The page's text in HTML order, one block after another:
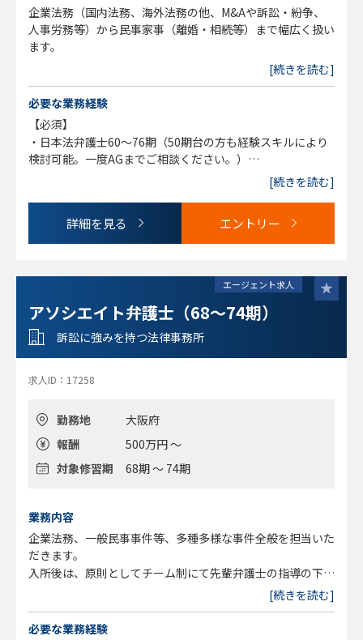
企業法務（国内法務、海外法務の他、M&Aや訴訟・紛争、
人事労務等）から民事家事（離婚・相続等）まで幅広く扱い
ます。
[続きを読む]
必要な業務経験
【必須】
・日本法弁護士60～76期（50期台の方も経験スキルにより
検討可能。一度AGまでご相談ください。）
※年齢や修習期に応じ、事務所案件との親和性を求めます。
そのため、年齢や修習期が上になる程企業法務経験者を優先
【歓迎】
・留学経験などの英語力のある方
・事務所案件に幅広い親和性のある方
[続きを読む]
詳細を見る エントリー
エージェント求人
アソシエイト弁護士（68～74期）
訴訟に強みを持つ法律事務所
求人ID：17258
勤務地
大阪府
報酬
500万円 ～
対象修習期
68期 ～ 74期
業務内容
企業法務、一般民事事件等、多種多様な事件全般を担当いた
だきます。
入所後は、原則としてチーム制にて先輩弁護士の指導の下で
[続きを読む]
必要な業務経験